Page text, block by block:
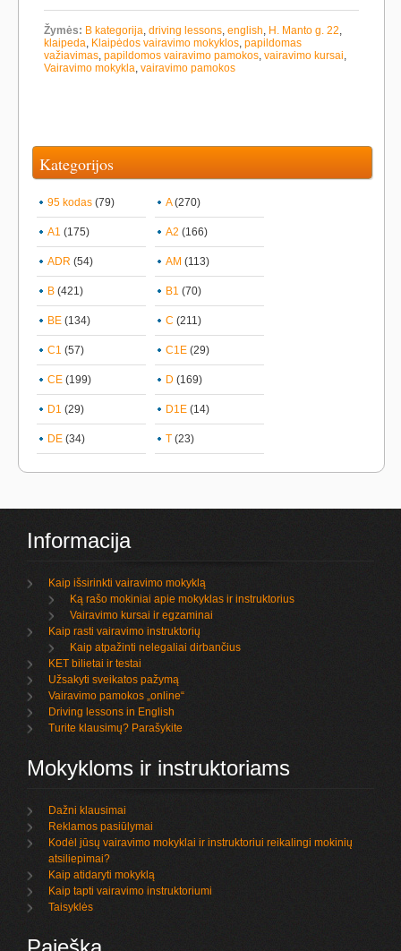
Žymės: B kategorija, driving lessons, english, H. Manto g. 22,
klaipeda, Klaipėdos vairavimo mokyklos, papildomas
važiavimas, papildomos vairavimo pamokos, vairavimo kursai,
Vairavimo mokykla, vairavimo pamokos
Kategorijos
95 kodas (79) A(270)
A1 (175) A2 (166)
ADR (54) AM (113)
B (421) B1 (70)
BE (134) C (211)
C1 (57) C1E (29)
CE (199) D (169)
D1 (29) D1E (14)
DE (34) T (23)
Informacija
Kaip išsirinkti vairavimo mokyklą
Ką rašo mokiniai apie mokyklas ir instruktorius
Vairavimo kursai ir egzaminai
Kaip rasti vairavimo instruktorių
Kaip atpažinti nelegaliai dirbančius
KET bilietai ir testai
Užsakyti sveikatos pažymą
Vairavimo pamokos „online“
Driving lessons in English
Turite klausimų? Parašykite
Mokykloms ir instruktoriams
Dažni klausimai
Reklamos pasiūlymai
Kodėl jūsų vairavimo mokyklai ir instruktoriui reikalingi mokinių
atsiliepimai?
Kaip atidaryti mokyklą
Kaip tapti vairavimo instruktoriumi
Taisyklės